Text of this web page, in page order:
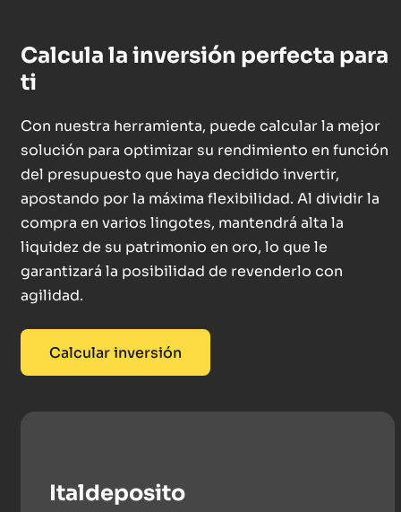
Calcula la inversión perfecta para
ti
Con nuestra herramienta, puede calcular la mejor
solución para optimizar su rendimiento en función
del presupuesto que haya decidido invertir,
apostando por la máxima flexibilidad. Al dividir la
compra en varios lingotes, mantendrá alta la
liquidez de su patrimonio en oro, lo que le
garantizará la posibilidad de revenderlo con
agilidad.
Calcular inversión
Italdeposito